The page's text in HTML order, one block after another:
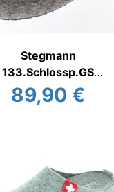
Stegmann
133.Schlossp.GS
Filzhausschuh
89,90 €